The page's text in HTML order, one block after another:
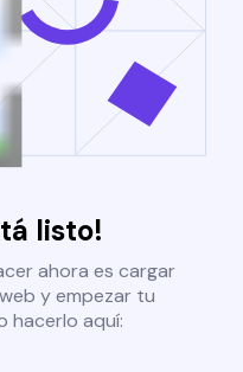
listo!
ahora es cargar
y empezar tu
hacerlo aquí: